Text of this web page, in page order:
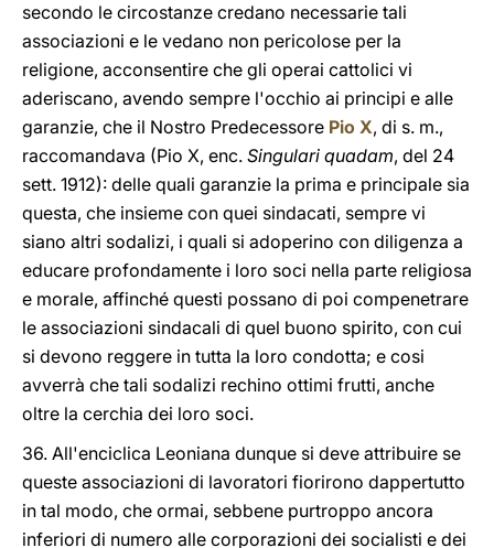
secondo le circostanze credano necessarie tali
associazioni e le vedano non pericolose per la
religione, acconsentire che gli operai cattolici vi
aderiscano, avendo sempre l'occhio ai principi e alle
garanzie, che il Nostro Predecessore Pio X, di s. m.,
raccomandava (Pio X, enc. Singulari quadam, del 24
sett. 1912): delle quali garanzie la prima e principale sia
questa, che insieme con quei sindacati, sempre vi
siano altri sodalizi, i quali si adoperino con diligenza a
educare profondamente i loro soci nella parte religiosa
e morale, affinché questi possano di poi compenetrare
le associazioni sindacali di quel buono spirito, con cui
si devono reggere in tutta la loro condotta; e cosi
avverrà che tali sodalizi rechino ottimi frutti, anche
oltre la cerchia dei loro soci.
36. All'enciclica Leoniana dunque si deve attribuire se
queste associazioni di lavoratori fiorirono dappertutto
in tal modo, che ormai, sebbene purtroppo ancora
inferiori di numero alle corporazioni dei socialisti e dei